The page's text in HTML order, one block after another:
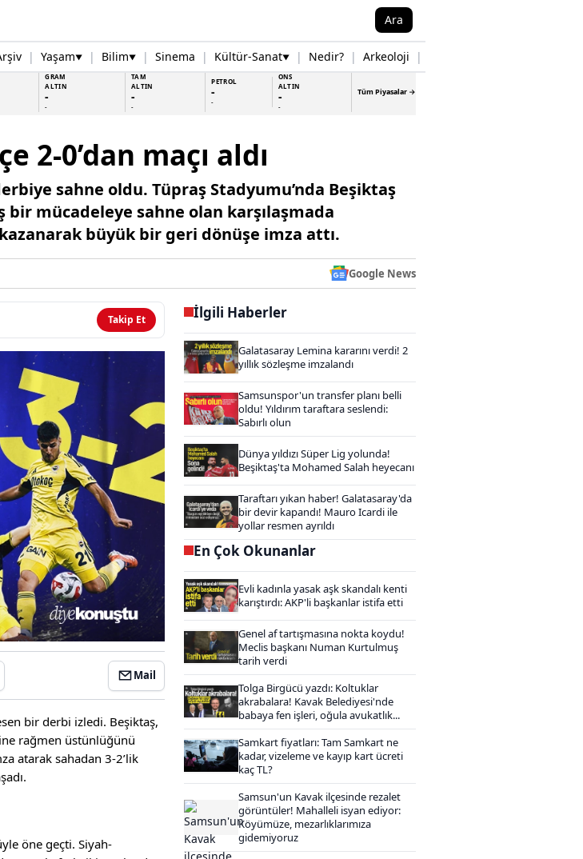
Ara
| Yaşam▼ | Bilim▼ | Sinema | Kültür-Sanat▼ | Nedir? | Arkeoloji |
GRAM
ALTIN
-
-
TAM
ALTIN
-
-
PETROL
-
-
ONS
ALTIN
-
-
Tüm Piyasalar →
2-0’dan maçı aldı
sahne oldu. Tüpraş Stadyumu’nda Beşiktaş
bir mücadeleye sahne olan karşılaşmada
büyük bir geri dönüşe imza attı.
Google News
Takip Et
Mail
bir derbi izledi. Beşiktaş,
rağmen üstünlüğünü
atarak sahadan 3-2’lik
öne geçti. Siyah-
İlgili Haberler
Galatasaray Lemina kararını verdi! 2
yıllık sözleşme imzalandı
Samsunspor'un transfer planı belli
oldu! Yıldırım taraftara seslendi:
Sabırlı olun
Dünya yıldızı Süper Lig yolunda!
Beşiktaş'ta Mohamed Salah heyecanı
Taraftarı yıkan haber! Galatasaray'da
bir devir kapandı! Mauro Icardi ile
yollar resmen ayrıldı
En Çok Okunanlar
Evli kadınla yasak aşk skandalı kenti
karıştırdı: AKP'li başkanlar istifa etti
Genel af tartışmasına nokta koydu!
Meclis başkanı Numan Kurtulmuş
tarih verdi
Tolga Birgücü yazdı: Koltuklar
akrabalara! Kavak Belediyesi'nde
babaya fen işleri, oğula avukatlık...
Samkart fiyatları: Tam Samkart ne
kadar, vizeleme ve kayıp kart ücreti
kaç TL?
Samsun'un Kavak ilçesinde rezalet
görüntüler! Mahalleli isyan ediyor:
Köyümüze, mezarlıklarımıza
gidemiyoruz